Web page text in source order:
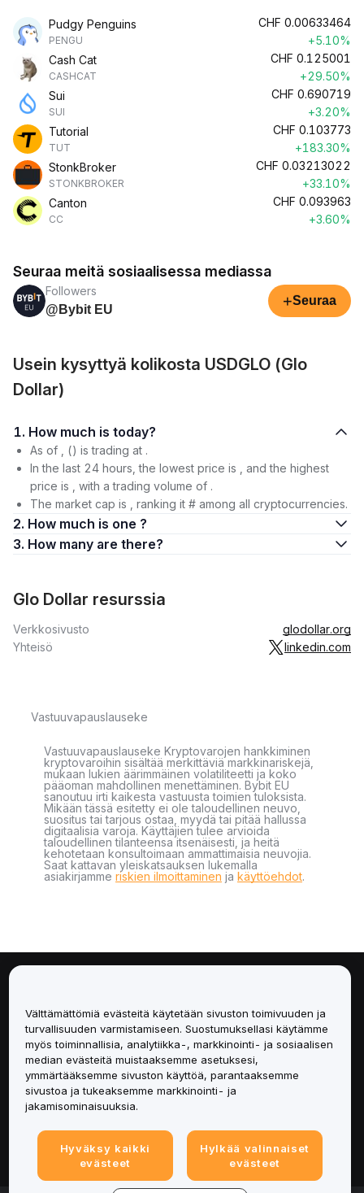
Pudgy Penguins
PENGU
CHF 0.00633464
+5.10%
Cash Cat
CASHCAT
CHF 0.125001
+29.50%
Sui
SUI
CHF 0.690719
+3.20%
Tutorial
TUT
CHF 0.103773
+183.30%
StonkBroker
STONKBROKER
CHF 0.03213022
+33.10%
Canton
CC
CHF 0.093963
+3.60%
Seuraa meitä sosiaalisessa mediassa
Followers
@Bybit EU
+Seuraa
Usein kysyttyä kolikosta USDGLO (Glo
Dollar)
1. How much is today?
As of , () is trading at .
In the last 24 hours, the lowest price is , and the highest
price is , with a trading volume of .
The market cap is , ranking it # among all cryptocurrencies.
2. How much is one ?
3. How many are there?
Glo Dollar resurssia
Verkkosivusto
glodollar.org
Yhteisö
linkedin.com
Vastuuvapauslauseke
Vastuuvapauslauseke Kryptovarojen hankkiminen
kryptovaroihin sisältää merkittäviä markkinariskejä,
mukaan lukien äärimmäinen volatiliteetti ja koko
pääoman mahdollinen menettäminen. Bybit EU
sanoutuu irti kaikesta vastuusta toimien tuloksista.
Mikään tässä esitetty ei ole taloudellinen neuvo,
suositus tai tarjous ostaa, myydä tai pitää hallussa
digitaalisia varoja. Käyttäjien tulee arvioida
taloudellinen tilanteensa itsenäisesti, ja heitä
kehotetaan konsultoimaan ammattimaisia neuvojia.
Saat kattavan yleiskatsauksen lukemalla
asiakirjamme riskien ilmoittaminen ja käyttöehdot.
Palvelut
Tuki
Tuotteet
Lakiasiat
Välttämättömiä evästeitä käytetään sivuston toimivuuden ja
turvallisuuden varmistamiseen. Suostumuksellasi käytämme
myös toiminnallisia, analytiikka-, markkinointi- ja sosiaalisen
median evästeitä muistaaksemme asetuksesi,
ymmärtääksemme sivuston käyttöä, parantaaksemme
sivustoa ja tukeaksemme markkinointi- ja
jakamisominaisuuksia.
Hyväksy kaikki
evästeet
Hylkää valinnaiset
evästeet